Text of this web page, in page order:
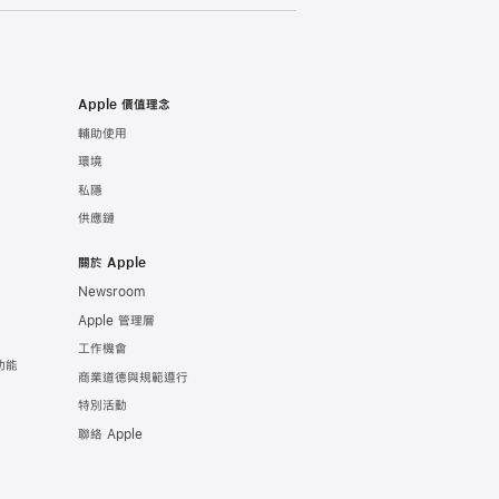
能
Apple 價值理念
輔助使用
環境
私隱
供應鏈
關於 Apple
Newsroom
Apple 管理層
工作機會
商業道德與規範遵行
特別活動
聯絡 Apple